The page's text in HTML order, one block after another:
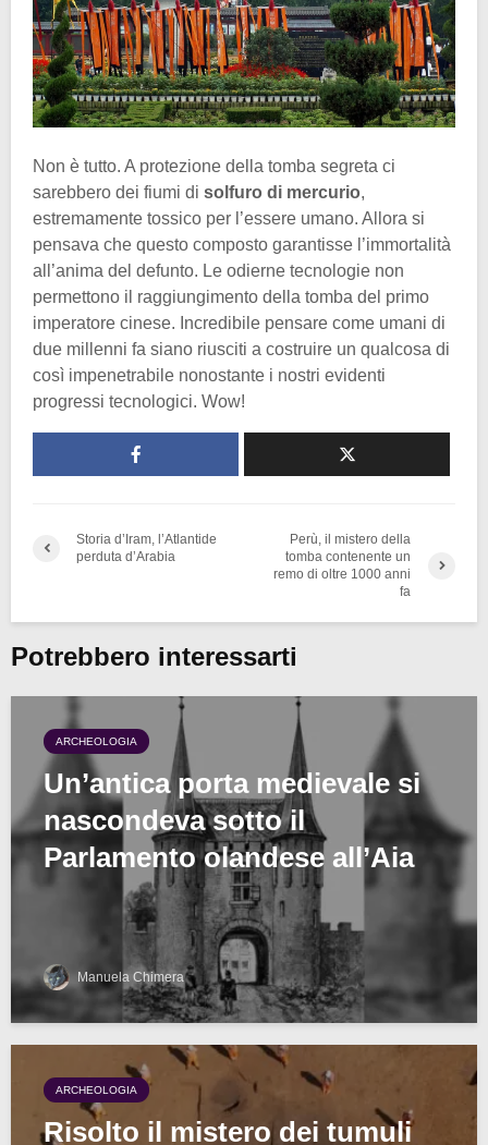
Non è tutto. A protezione della tomba segreta ci
sarebbero dei fiumi di solfuro di mercurio,
estremamente tossico per l’essere umano. Allora si
pensava che questo composto garantisse l’immortalità
all’anima del defunto. Le odierne tecnologie non
permettono il raggiungimento della tomba del primo
imperatore cinese. Incredibile pensare come umani di
due millenni fa siano riusciti a costruire un qualcosa di
così impenetrabile nonostante i nostri evidenti
progressi tecnologici. Wow!
Storia d’Iram, l’Atlantide
perduta d’Arabia
Perù, il mistero della
tomba contenente un
remo di oltre 1000 anni
fa
Potrebbero interessarti
ARCHEOLOGIA
Un’antica porta medievale si
nascondeva sotto il
Parlamento olandese all’Aia
Manuela Chimera
ARCHEOLOGIA
Risolto il mistero dei tumuli